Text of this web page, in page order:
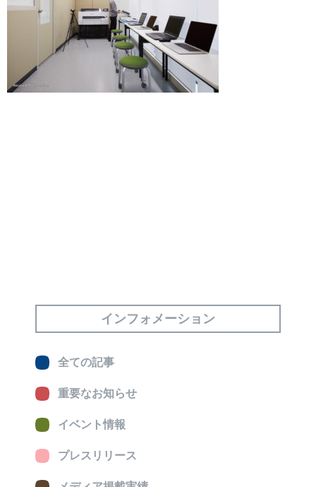
インフォメーション
全ての記事
重要なお知らせ
イベント情報
プレスリリース